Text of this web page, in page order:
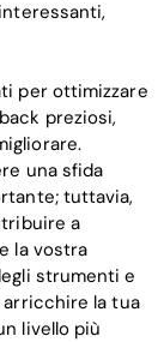
per ottimizzare
preziosi,
una sfida
tuttavia,
a
la vostra
strumenti e
arricchire la tua
livello più